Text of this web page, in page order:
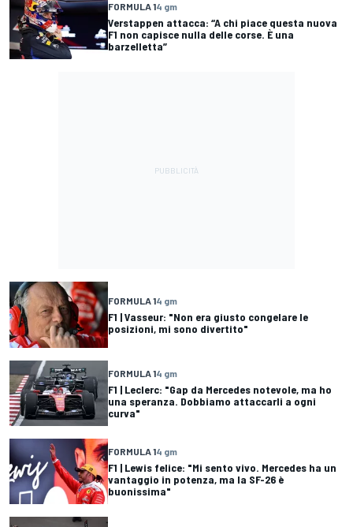
FORMULA 14 gm
Verstappen attacca: “A chi piace questa nuova
F1 non capisce nulla delle corse. È una
barzelletta”
FORMULA 14 gm
F1 | Vasseur: "Non era giusto congelare le
posizioni, mi sono divertito"
FORMULA 14 gm
F1 | Leclerc: "Gap da Mercedes notevole, ma ho
una speranza. Dobbiamo attaccarli a ogni
curva"
FORMULA 14 gm
F1 | Lewis felice: "Mi sento vivo. Mercedes ha un
vantaggio in potenza, ma la SF-26 è
buonissima"